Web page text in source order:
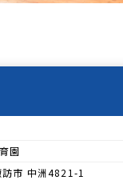
園
訪市 中洲4821-1